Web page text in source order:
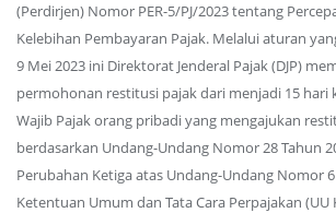
(Perdirjen) Nomor PER-5/PJ/2023 tentang
Kelebihan Pembayaran Pajak. Melalui aturan
9 Mei 2023 ini Direktorat Jenderal Pajak (DJP)
permohonan restitusi pajak dari menjadi 15 hari
Wajib Pajak orang pribadi yang mengajukan
berdasarkan Undang-Undang Nomor 28 Tahun
Perubahan Ketiga atas Undang-Undang Nomor
Ketentuan Umum dan Tata Cara Perpajakan (UU